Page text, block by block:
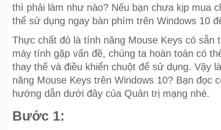
thì phải làm như nào? Nếu bạn chưa kịp mua
thể sử dụng ngay bàn phím trên Windows 10
Thực chất đó là tính năng Mouse Keys có sẵn
máy tính gặp vấn đề, chúng ta hoàn toàn có
thay thế và điều khiển chuột để sử dụng. Vậy
năng Mouse Keys trên Windows 10? Bạn đọc
hướng dẫn dưới đây của Quản trị mạng nhé.
Bước 1: